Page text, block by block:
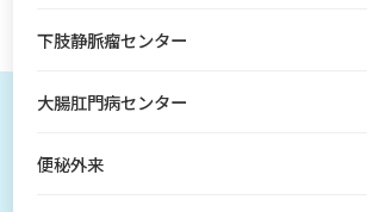
下肢静脈瘤センター
大腸肛門病センター
便秘外来